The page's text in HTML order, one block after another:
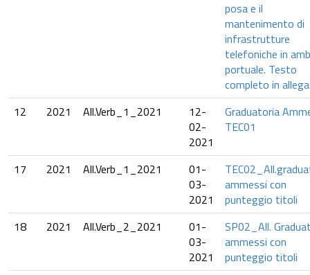
posa e il
mantenimento di
infrastrutture
telefoniche in
portuale. Testo
completo in
12
2021 All.Verb_1_2021
12-
02-
2021
Graduatoria
TEC01
17 2021 All.Verb_1_2021
01-
03-
2021
ammessi con
punteggio titoli
18
2021 All.Verb_2_2021
01-
03-
2021
SP02_All.
ammessi con
punteggio titoli